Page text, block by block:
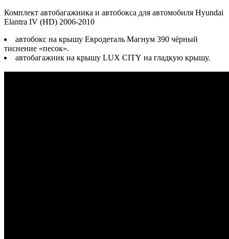
Комплект автобагажника и автобокса для автомобиля Hyundai
Elantra IV (HD) 2006-2010
автобокс на крышу Евродеталь Магнум 390 чёрный
тиснение «песок».
автобагажник на крышу LUX CITY на гладкую крышу.